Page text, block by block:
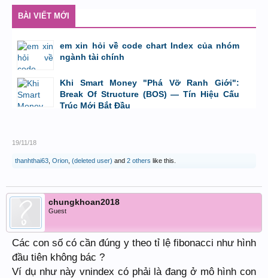
BÀI VIẾT MỚI
em xin hỏi về code chart Index của nhóm
ngành tài chính
bởi GiaBao09052000 ,8/7/26 lúc 10:21
Khi Smart Money "Phá Vỡ Ranh Giới":
Break Of Structure (BOS) — Tín Hiệu Cấu
Trúc Mới Bắt Đầu
19/11/18
thanhthai63 Orion (deleted user) and 2 others like this.
chungkhoan2018
Guest
Các con số có cần đúng y theo tỉ lệ fibonacci như hình
đầu tiên không bác ?
Ví dụ như này vnindex có phải là đang ở mô hình con